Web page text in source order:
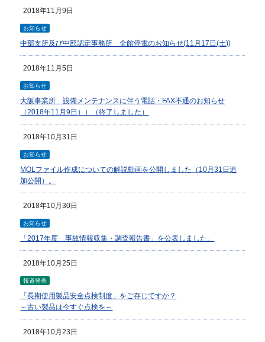
2018年11月9日
お知らせ
中部支所及び中部認定事務所 全館停電のお知らせ(11月17日(土))
2018年11月5日
お知らせ
大阪事業所 設備メンテナンスに伴う電話・FAX不通のお知らせ
（2018年11月9日））（終了しました）
2018年10月31日
お知らせ
MOLファイル作成についての解説動画を公開しました（10月31日追
加公開）。
2018年10月30日
お知らせ
「2017年度 事故情報収集・調査報告書」を公表しました。
2018年10月25日
報道発表
「長期使用製品安全点検制度」をご存じですか？
～古い製品は今すぐ点検を～
2018年10月23日